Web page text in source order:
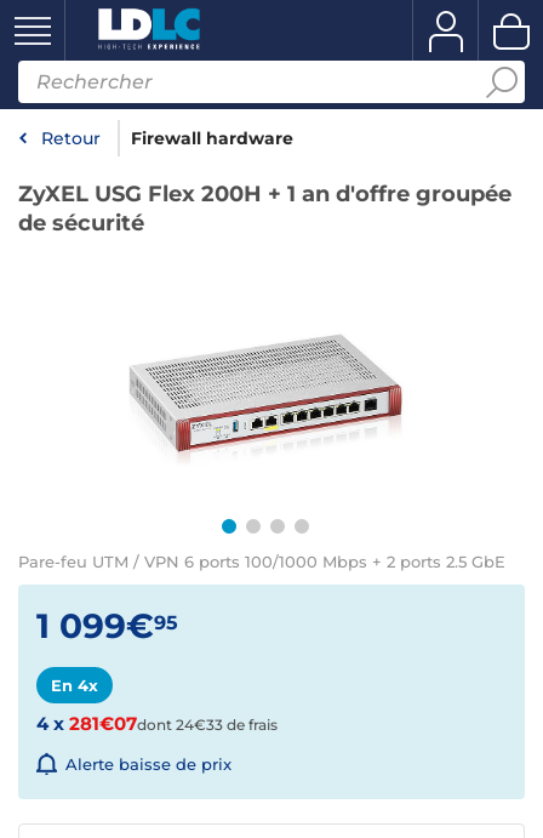
Retour Firewall hardware
ZyXEL USG Flex 200H + 1 an d'offre groupée
de sécurité
Pare-feu UTM / VPN 6 ports 100/1000 Mbps + 2 ports 2.5 GbE
1 099€95
En 4x
4 x 281€07dont 24€33 de frais
Alerte baisse de prix